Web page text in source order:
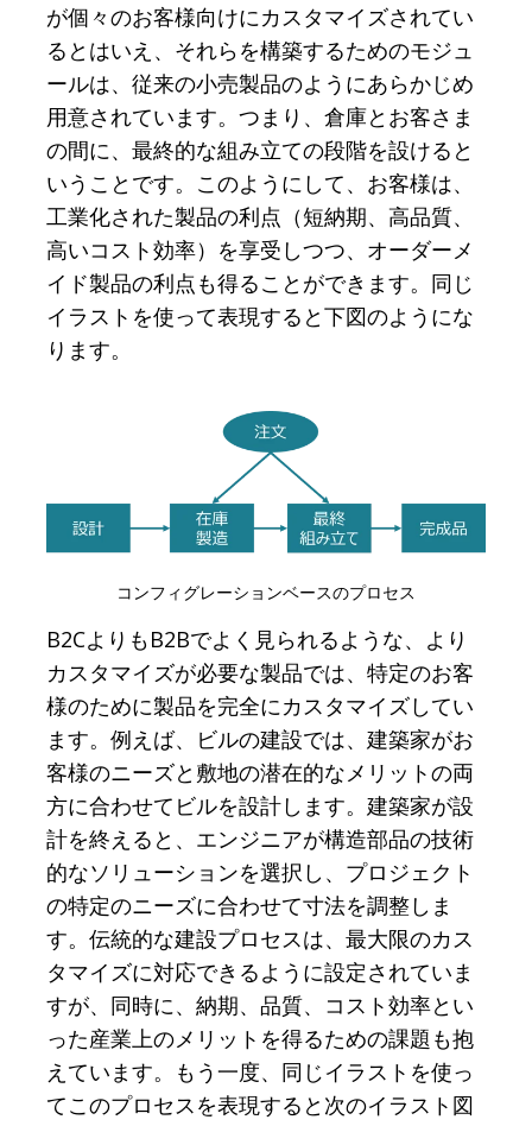
が個々のお客様向けにカスタマイズされてい
るとはいえ、それらを構築するためのモジュ
ールは、従来の小売製品のようにあらかじめ
用意されています。つまり、倉庫とお客さま
の間に、最終的な組み立ての段階を設けると
いうことです。このようにして、お客様は、
工業化された製品の利点（短納期、高品質、
高いコスト効率）を享受しつつ、オーダーメ
イド製品の利点も得ることができます。同じ
イラストを使って表現すると下図のようにな
ります。
コンフィグレーションベースのプロセス
B2CよりもB2Bでよく見られるような、より
カスタマイズが必要な製品では、特定のお客
様のために製品を完全にカスタマイズしてい
ます。例えば、ビルの建設では、建築家がお
客様のニーズと敷地の潜在的なメリットの両
方に合わせてビルを設計します。建築家が設
計を終えると、エンジニアが構造部品の技術
的なソリューションを選択し、プロジェクト
の特定のニーズに合わせて寸法を調整しま
す。伝統的な建設プロセスは、最大限のカス
タマイズに対応できるように設定されていま
すが、同時に、納期、品質、コスト効率とい
った産業上のメリットを得るための課題も抱
えています。もう一度、同じイラストを使っ
てこのプロセスを表現すると次のイラスト図